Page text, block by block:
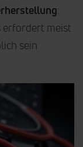
:
erfordert meist
sein